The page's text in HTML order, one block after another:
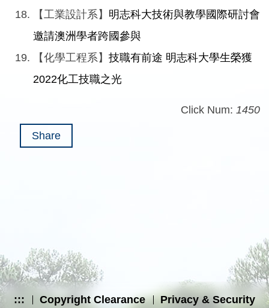
【工業設計系】 明志科大技術與教學國際研討會
邀請澳洲學者跨國參與
【化學工程系】 技職有前途 明志科大學生榮獲
2022化工技職之光
Click Num: 1450
Share
::: Copyright Clearance
Privacy & Security